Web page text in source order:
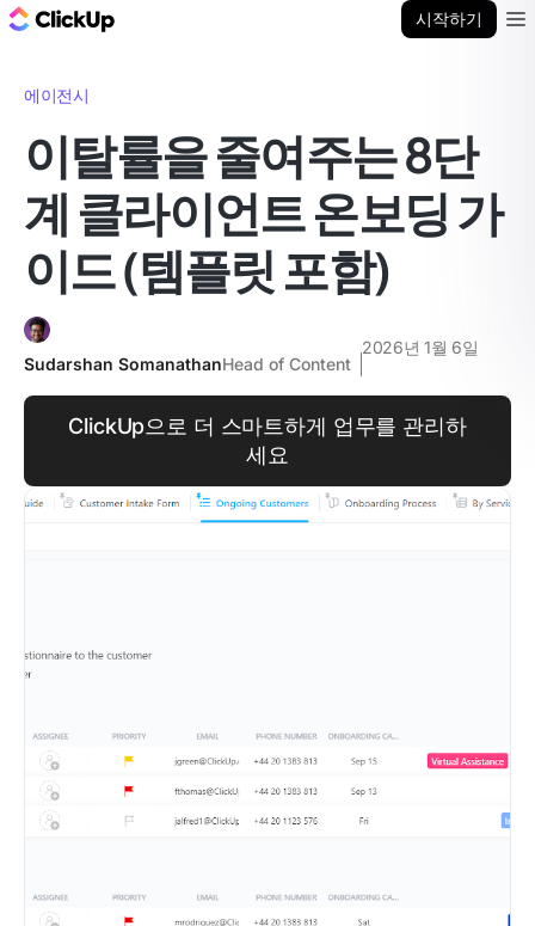
시작하기
에이전시
이탈률을 줄여주는 8단
계 클라이언트 온보딩 가
이드 (템플릿 포함)
Sudarshan SomanathanHead of Content
2026년 1월 6일
ClickUp으로 더 스마트하게 업무를 관리하
세요